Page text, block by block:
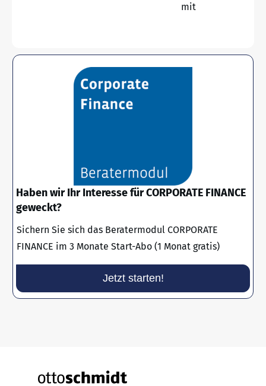
mit
Haben wir Ihr Interesse für CORPORATE FINANCE
geweckt?
Sichern Sie sich das Beratermodul CORPORATE
FINANCE im 3 Monate Start-Abo (1 Monat gratis)
Jetzt starten!